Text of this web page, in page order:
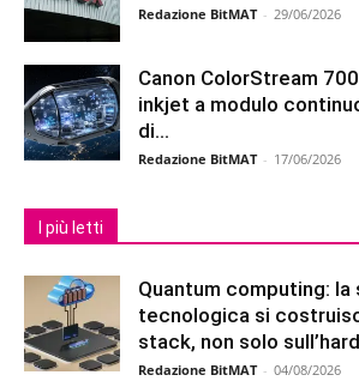
Redazione BitMAT - 29/06/2026
Canon ColorStream
inkjet a modulo
di...
Redazione BitMAT - 17/06/2026
I più letti
Quantum computing: la
tecnologica si
stack, non solo
Redazione BitMAT - 04/08/2026